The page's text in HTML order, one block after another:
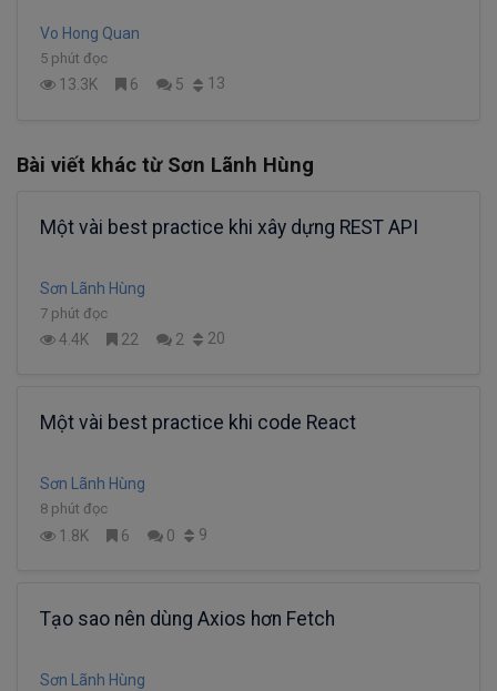
Vo Hong Quan
5 phút đọc
13.3K 6 5 13
Bài viết khác từ Sơn Lãnh Hùng
Một vài best practice khi xây dựng REST API
Sơn Lãnh Hùng
7 phút đọc
4.4K 22 2 20
Một vài best practice khi code React
Sơn Lãnh Hùng
8 phút đọc
1.8K 6 0 9
Tạo sao nên dùng Axios hơn Fetch
Sơn Lãnh Hùng